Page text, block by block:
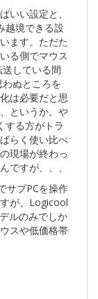
いい設定と、
越境できる設
ます。ただた
る側でマウス
している間
ぬところを
は必要だと思
というか。や
する方がトラ
らく使い比べ
現場が終わっ
ですが、、、
サブPCを操作
が、Logicool
ルのみでしか
スや低価格帯